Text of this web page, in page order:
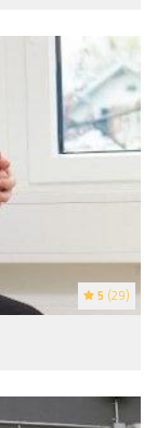
5 (29)